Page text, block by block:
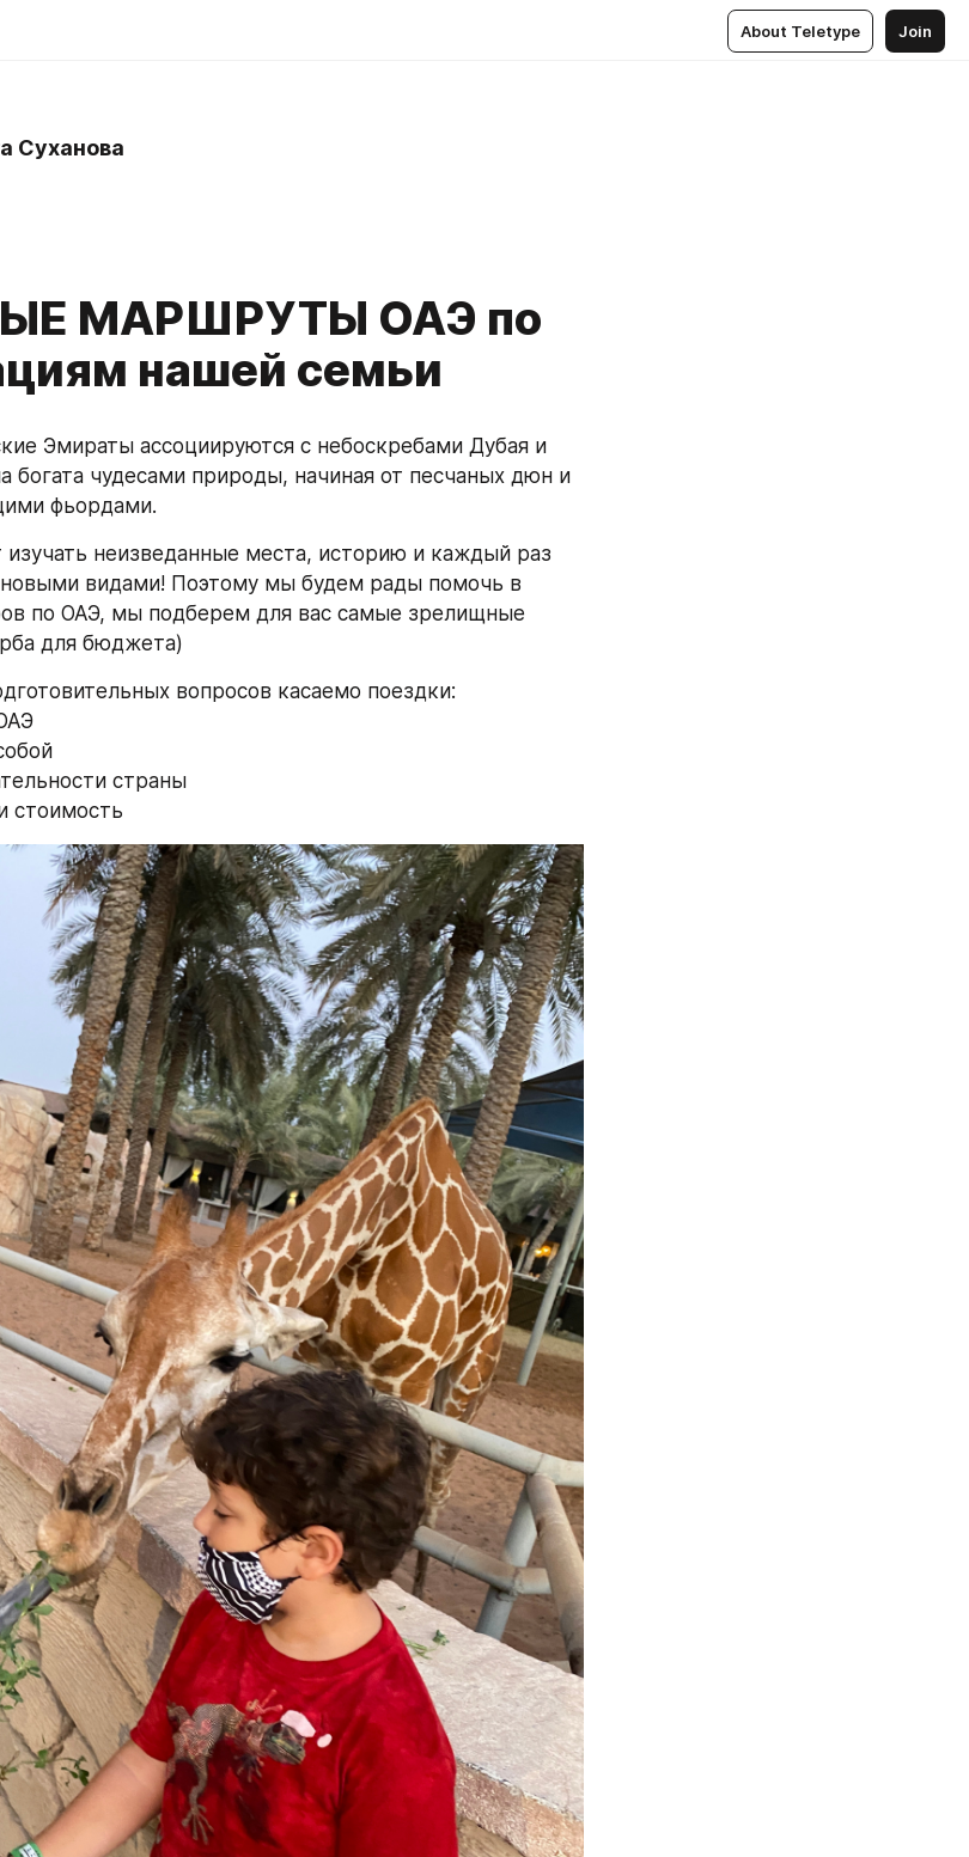
About Teletype Join
Суханова
МАРШРУТЫ ОАЭ по
нашей семьи
Эмираты ассоциируются с небоскребами Дубая и
богата чудесами природы, начиная от песчаных дюн и
фьордами.
неизведанные места, историю и каждый раз
новыми видами! Поэтому мы будем рады помочь в
по ОАЭ, мы подберем для вас самые зрелищные
для бюджета)
вопросов касаемо поездки:
страны
стоимость